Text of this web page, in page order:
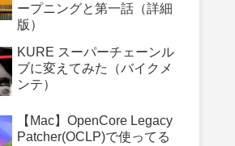
ープニングと第一話（詳細
版）
KURE スーパーチェーンル
ブに変えてみた（バイクメ
ンテ）
【Mac】OpenCore Legacy
Patcher(OCLP)で使ってる